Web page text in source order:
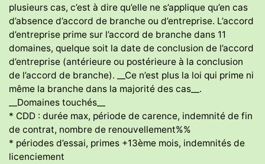
plusieurs cas, c’est à dire qu’elle ne s’applique qu’en cas
d’absence d’accord de branche ou d’entreprise. L’accord
d’entreprise prime sur l’accord de branche dans 11
domaines, quelque soit la date de conclusion de l’accord
d’entreprise (antérieure ou postérieure à la conclusion
de l’accord de branche). __Ce n’est plus la loi qui prime ni
même la branche dans la majorité des cas__.
__Domaines touchés__
* CDD : durée max, période de carence, indemnité de fin
de contrat, nombre de renouvellement%%
* périodes d’essai, primes +13ème mois, indemnités de
licenciement